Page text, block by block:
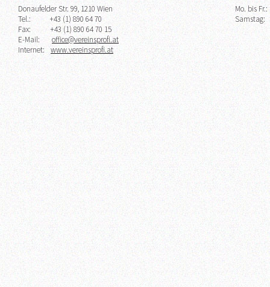
Donaufelder Str. 99, 1210 Wien
Mo. bis
Tel.:
+43 (1) 890 64 70
Samstag:
Fax:
+43 (1) 890 64 70 15
E-Mail:
office@vereinsprofi.at
Internet:
www.vereinsprofi.at